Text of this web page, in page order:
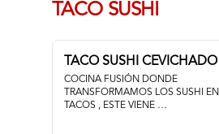
TACO SUSHI
TACO SUSHI CEVICHADO
COCINA FUSIÓN DONDE
TRANSFORMAMOS LOS SUSHI EN
TACOS , ESTE VIENE